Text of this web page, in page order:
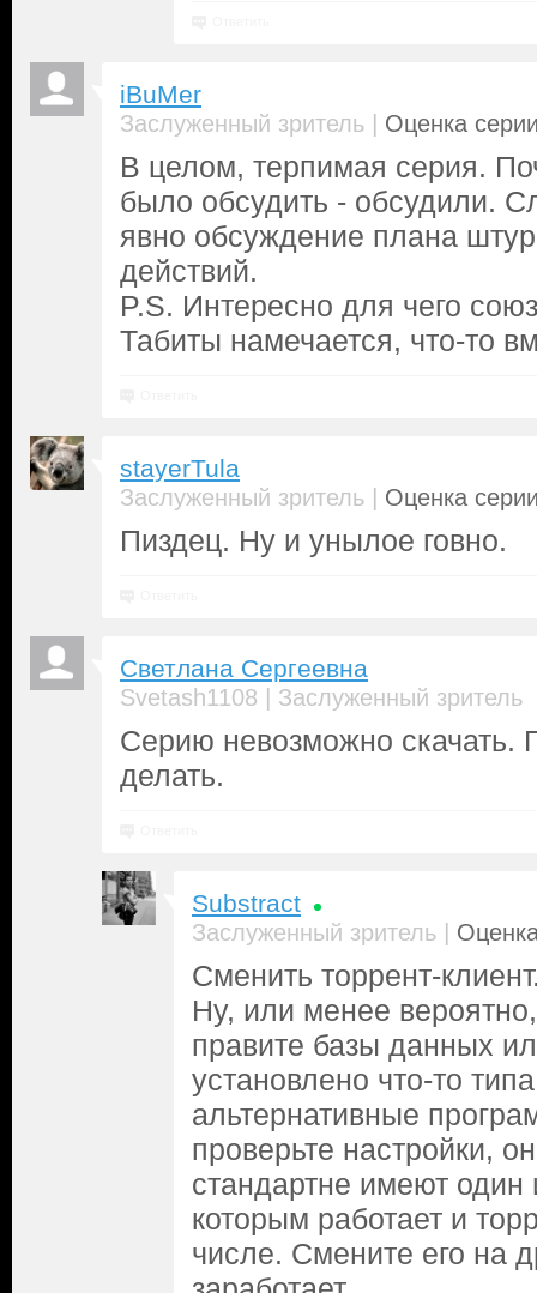
iBuMer
Заслуженный зритель | Оценка
В целом, терпимая серия.
было обсудить - обсудили.
явно обсуждение плана
действий.
P.S. Интересно для чего
Табиты намечается, что-то
stayerTula
Заслуженный зритель | Оценка
Пиздец. Ну и унылое говно.
Светлана Сергеевна
Svetash1108 | Заслуженный зритель
Серию невозможно скачать.
делать.
Substract
Заслуженный зритель |
Сменить торрент-
Ну, или менее
правите базы данных
установлено что-то
альтернативные
проверьте настройки,
стандартне имеют один
которым работает и
числе. Смените его на